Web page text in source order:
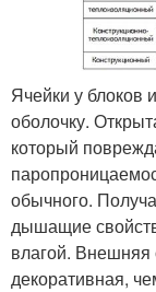
Ячейки у блоков
оболочку.
который
обычного.
дышащие
влагой. Внешняя
декоративная,